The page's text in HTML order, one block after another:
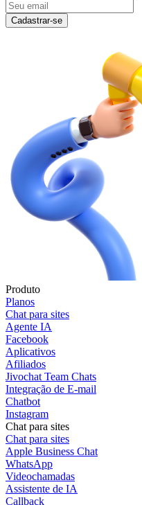
Cadastrar-se
Produto
Planos
Chat para sites
Agente IA
Facebook
Aplicativos
Afiliados
Jivochat Team Chats
Integração de E-mail
Chatbot
Instagram
Chat para sites
Chat para sites
Apple Business Chat
WhatsApp
Videochamadas
Assistente de IA
Callback